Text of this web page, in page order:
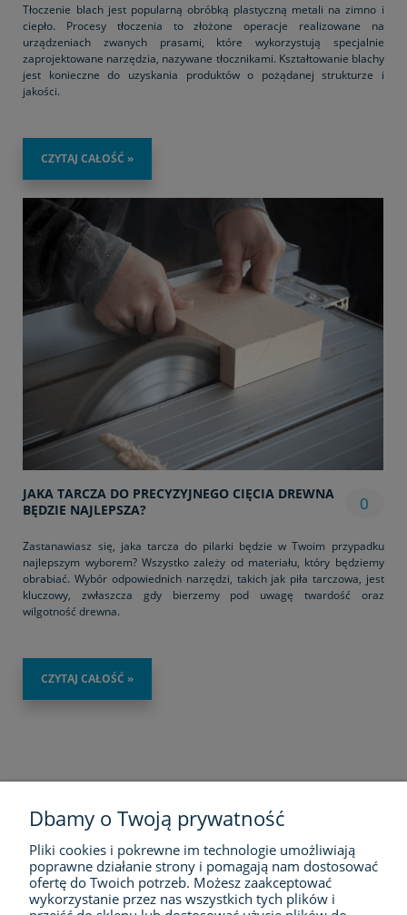
Tłoczenie blach jest popularną obróbką plastyczną metali na zimno i
ciepło. Procesy tłoczenia to złożone operacje realizowane na
urządzeniach zwanych prasami, które wykorzystują specjalnie
zaprojektowane narzędzia, nazywane tłocznikami. Kształtowanie blachy
jest konieczne do uzyskania produktów o pożądanej strukturze i
jakości.
CZYTAJ CAŁOŚĆ »
JAKA TARCZA DO PRECYZYJNEGO CIĘCIA DREWNA
BĘDZIE NAJLEPSZA?
0
Zastanawiasz się, jaka tarcza do pilarki będzie w Twoim przypadku
najlepszym wyborem? Wszystko zależy od materiału, który będziemy
obrabiać. Wybór odpowiednich narzędzi, takich jak piła tarczowa, jest
kluczowy, zwłaszcza gdy bierzemy pod uwagę twardość oraz
wilgotność drewna.
CZYTAJ CAŁOŚĆ »
FIRMA
ZAKUPY
Dbamy o Twoją prywatność
Pliki cookies i pokrewne im technologie umożliwiają
poprawne działanie strony i pomagają nam dostosować
ofertę do Twoich potrzeb. Możesz zaakceptować
wykorzystanie przez nas wszystkich tych plików i